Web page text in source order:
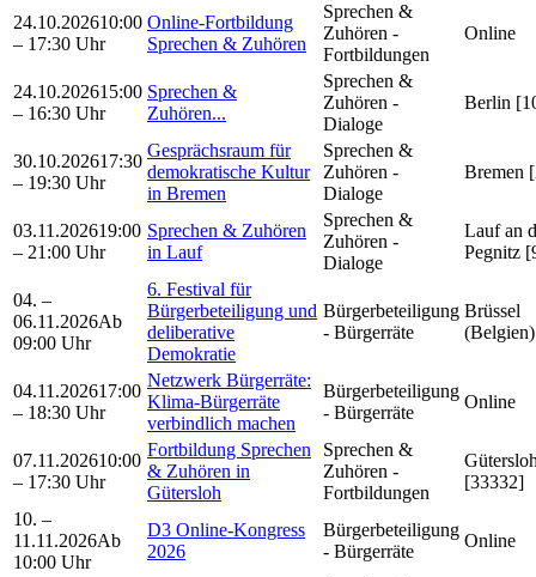
24.10.202610:00
– 17:30 Uhr
Online-Fortbildung
Sprechen & Zuhören
Sprechen &
Zuhören -
Fortbildungen
Online
24.10.202615:00
– 16:30 Uhr
Sprechen &
Zuhören...
Sprechen &
Zuhören -
Dialoge
Berlin
30.10.202617:30
– 19:30 Uhr
Gesprächsraum für
demokratische Kultur
in Bremen
Sprechen &
Zuhören -
Dialoge
Bremen
03.11.202619:00
– 21:00 Uhr
Sprechen & Zuhören
in Lauf
Sprechen &
Zuhören -
Dialoge
Lauf an
Pegnitz
04. –
06.11.2026Ab
09:00 Uhr
6. Festival für
Bürgerbeteiligung und
deliberative
Demokratie
Bürgerbeteiligung
- Bürgerräte
Brüssel
04.11.202617:00
– 18:30 Uhr
Netzwerk Bürgerräte:
Klima-Bürgerräte
verbindlich machen
Bürgerbeteiligung
- Bürgerräte
Online
07.11.202610:00
– 17:30 Uhr
Fortbildung Sprechen
& Zuhören in
Gütersloh
Sprechen &
Zuhören -
Fortbildungen
[33332]
10. –
11.11.2026Ab
10:00 Uhr
D3 Online-Kongress
2026
Bürgerbeteiligung
- Bürgerräte
Online